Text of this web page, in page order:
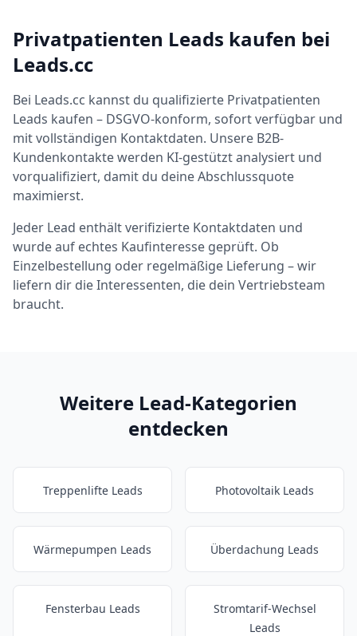
Privatpatienten Leads kaufen bei
Leads.cc
Bei Leads.cc kannst du qualifizierte Privatpatienten
Leads kaufen – DSGVO-konform, sofort verfügbar und
mit vollständigen Kontaktdaten. Unsere B2B-
Kundenkontakte werden KI-gestützt analysiert und
vorqualifiziert, damit du deine Abschlussquote
maximierst.
Jeder Lead enthält verifizierte Kontaktdaten und
wurde auf echtes Kaufinteresse geprüft. Ob
Einzelbestellung oder regelmäßige Lieferung – wir
liefern dir die Interessenten, die dein Vertriebsteam
braucht.
Weitere Lead-Kategorien
entdecken
Treppenlifte Leads Photovoltaik Leads
Wärmepumpen Leads Überdachung Leads
Fensterbau Leads
Stromtarif-Wechsel
Leads